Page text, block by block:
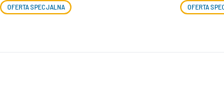
OFERTA SPECJALNA OFERTA